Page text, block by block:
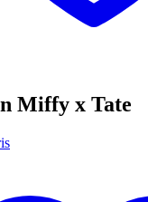
Miffy x Tate